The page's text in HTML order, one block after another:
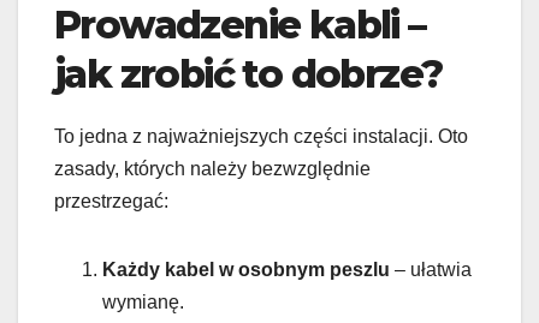
Prowadzenie kabli –
jak zrobić to dobrze?
To jedna z najważniejszych części instalacji. Oto
zasady, których należy bezwzględnie
przestrzegać:
Każdy kabel w osobnym peszlu – ułatwia
wymianę.